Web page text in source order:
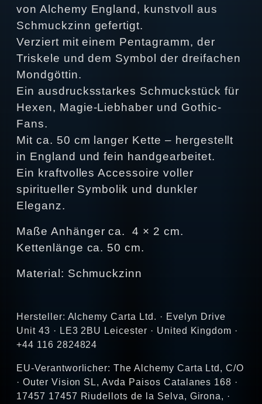
von Alchemy England, kunstvoll aus
Schmuckzinn gefertigt.
Verziert mit einem Pentagramm, der
Triskele und dem Symbol der dreifachen
Mondgöttin.
Ein ausdrucksstarkes Schmuckstück für
Hexen, Magie-Liebhaber und Gothic-
Fans.
Mit ca. 50 cm langer Kette – hergestellt
in England und fein handgearbeitet.
Ein kraftvolles Accessoire voller
spiritueller Symbolik und dunkler
Eleganz.
Maße Anhänger ca. 4 × 2 cm.
Kettenlänge ca. 50 cm.
Material: Schmuckzinn
Hersteller: Alchemy Carta Ltd. · Evelyn Drive
Unit 43 · LE3 2BU Leicester · United Kingdom ·
+44 116 2824824
EU-Verantworlicher: The Alchemy Carta Ltd, C/O
· Outer Vision SL, Avda Paisos Catalanes 168 ·
17457 17457 Riudellots de la Selva, Girona, ·